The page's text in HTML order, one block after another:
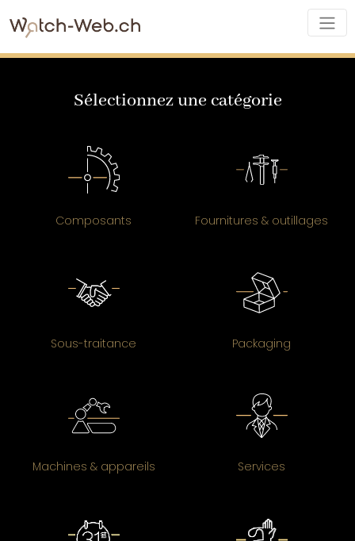
Sélectionnez une catégorie
Composants Fournitures & outillages
Sous-traitance Packaging
Machines & appareils Services